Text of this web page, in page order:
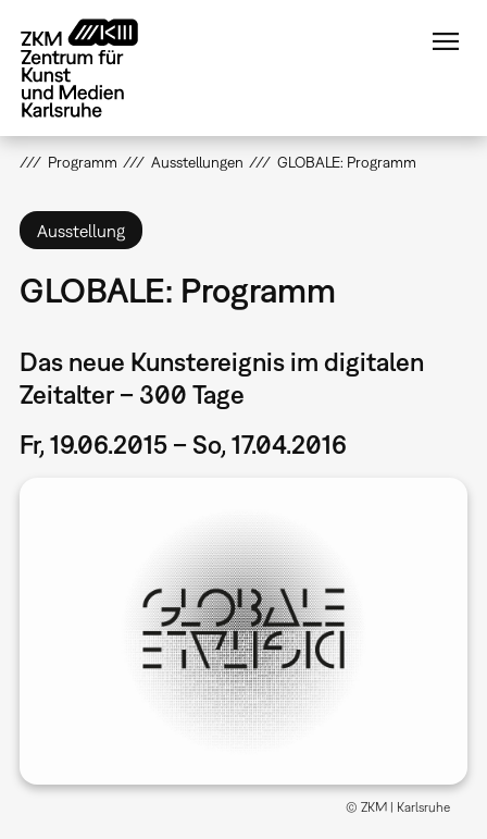
zum
Inhalt
Programm Ausstellungen GLOBALE: Programm
Ausstellung
GLOBALE: Programm
Das neue Kunstereignis im digitalen
Zeitalter – 300 Tage
Fr, 19.06.2015 – So, 17.04.2016
© ZKM | Karlsruhe